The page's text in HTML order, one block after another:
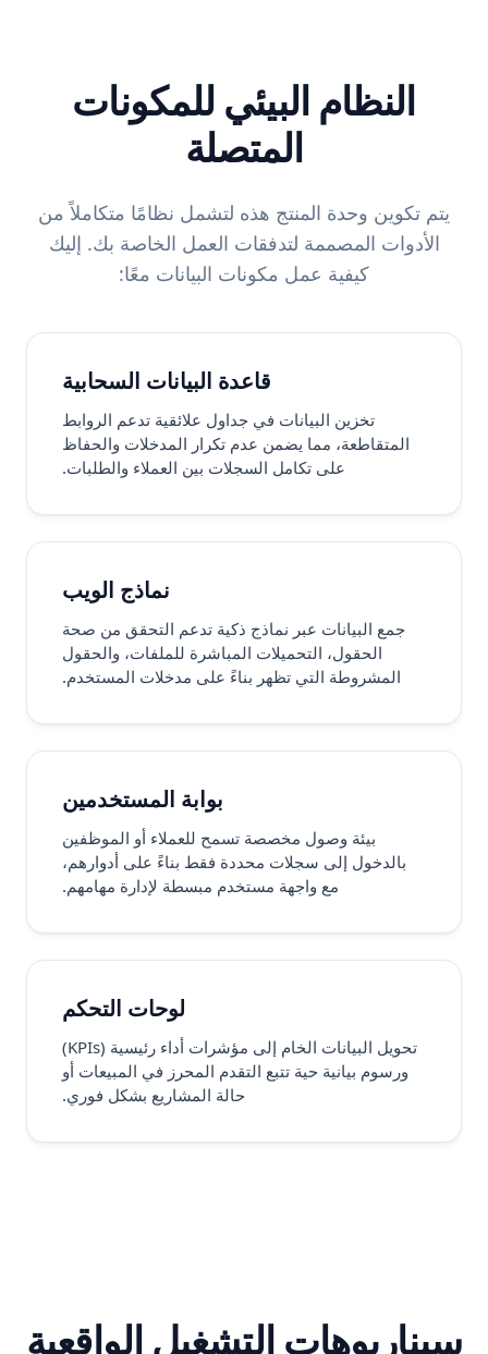
النظام البيئي للمكونات
المتصلة
يتم تكوين وحدة المنتج هذه لتشمل نظامًا متكاملاً من
الأدوات المصممة لتدفقات العمل الخاصة بك. إليك
كيفية عمل مكونات البيانات معًا:
قاعدة البيانات السحابية
تخزين البيانات في جداول علائقية تدعم الروابط
المتقاطعة، مما يضمن عدم تكرار المدخلات والحفاظ
على تكامل السجلات بين العملاء والطلبات.
نماذج الويب
جمع البيانات عبر نماذج ذكية تدعم التحقق من صحة
الحقول، التحميلات المباشرة للملفات، والحقول
المشروطة التي تظهر بناءً على مدخلات المستخدم.
بوابة المستخدمين
بيئة وصول مخصصة تسمح للعملاء أو الموظفين
بالدخول إلى سجلات محددة فقط بناءً على أدوارهم،
مع واجهة مستخدم مبسطة لإدارة مهامهم.
لوحات التحكم
تحويل البيانات الخام إلى مؤشرات أداء رئيسية (KPIs)
ورسوم بيانية حية تتبع التقدم المحرز في المبيعات أو
حالة المشاريع بشكل فوري.
سيناريوهات التشغيل الواقعية